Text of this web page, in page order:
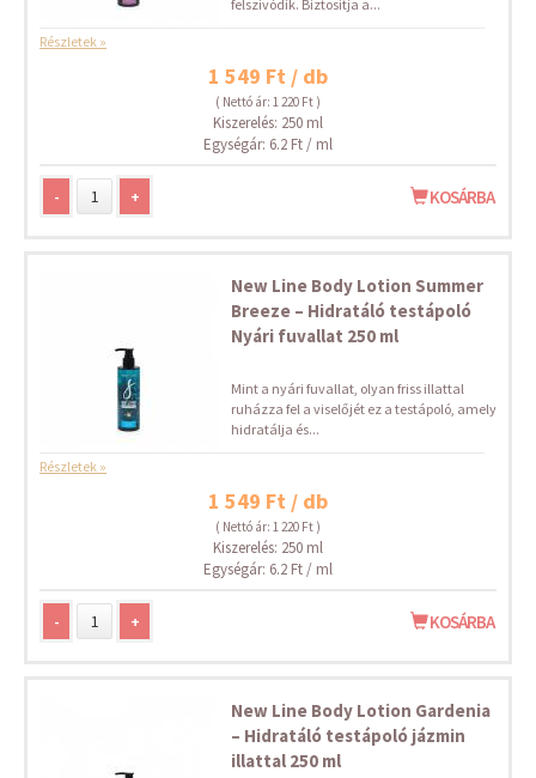
felszívódik. Biztosítja a...
Részletek »
1 549 Ft / db
( Nettó ár: 1 220 Ft )
Kiszerelés: 250 ml
Egységár: 6.2 Ft / ml
- + KOSÁRBA
New Line Body Lotion Summer
Breeze – Hidratáló testápoló
Nyári fuvallat 250 ml
Mint a nyári fuvallat, olyan friss illattal
ruházza fel a viselőjét ez a testápoló, amely
hidratálja és...
Részletek »
1 549 Ft / db
( Nettó ár: 1 220 Ft )
Kiszerelés: 250 ml
Egységár: 6.2 Ft / ml
- + KOSÁRBA
New Line Body Lotion Gardenia
– Hidratáló testápoló jázmin
illattal 250 ml